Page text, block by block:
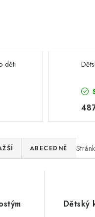
děti
ABECEDNĚ
Dětský